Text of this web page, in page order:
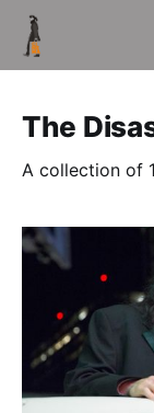
The
A collection of